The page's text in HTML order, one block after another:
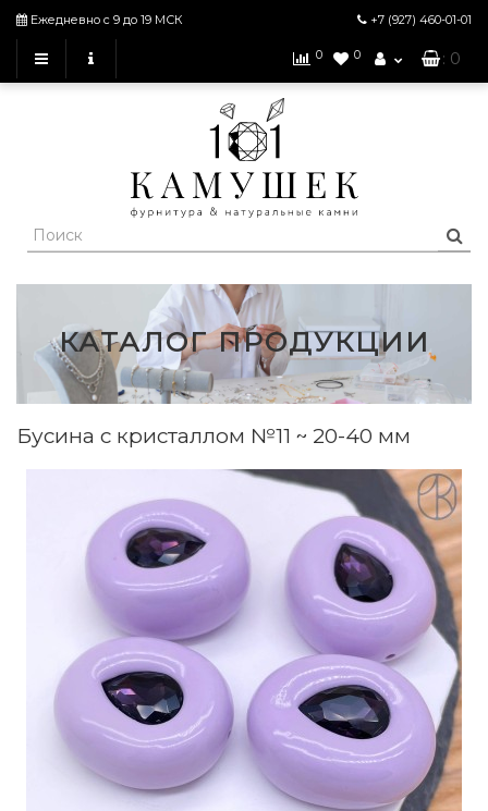
Ежедневно с 9 до 19 МСК +7 (927) 460-01-01
0 0 : 0
КАТАЛОГ ПРОДУКЦИИ
Бусина с кристаллом №11 ~ 20-40 мм